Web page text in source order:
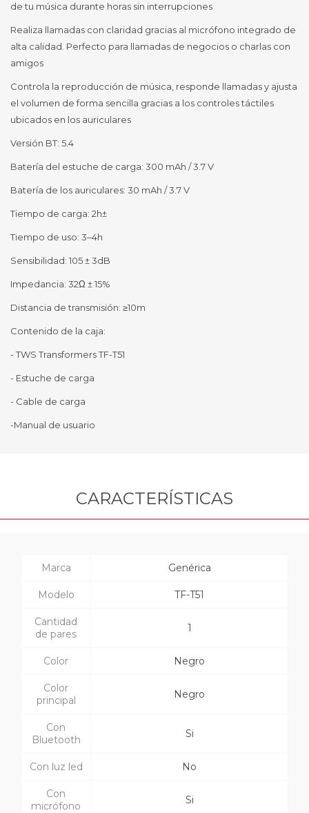
de tu música durante horas sin interrupciones
Realiza llamadas con claridad gracias al micrófono integrado de
alta calidad. Perfecto para llamadas de negocios o charlas con
amigos
Controla la reproducción de música, responde llamadas y ajusta
el volumen de forma sencilla gracias a los controles táctiles
ubicados en los auriculares
Versión BT: 5.4
Batería del estuche de carga: 300 mAh / 3.7 V
Batería de los auriculares: 30 mAh / 3.7 V
Tiempo de carga: 2h±
Tiempo de uso: 3–4h
Sensibilidad: 105 ± 3dB
Impedancia: 32Ω ± 15%
Distancia de transmisión: ≥10m
Contenido de la caja:
- TWS Transformers TF-T51
- Estuche de carga
- Cable de carga
-Manual de usuario
CARACTERÍSTICAS
Marca Genérica
Modelo TF-T51
Cantidad
de pares
1
Color Negro
Color
principal
Negro
Con
Bluetooth
Si
Con luz led No
Con
micrófono
Si